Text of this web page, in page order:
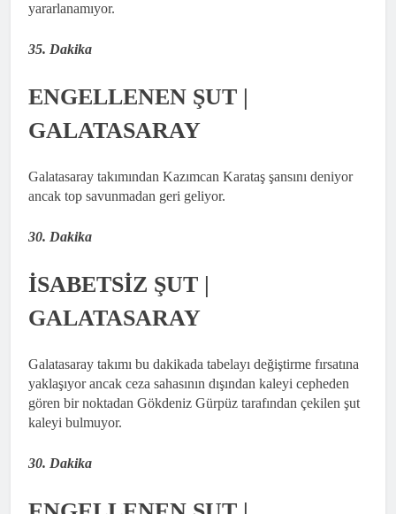
yararlanamıyor.
35. Dakika
ENGELLENEN ŞUT |
GALATASARAY
Galatasaray takımından Kazımcan Karataş şansını deniyor
ancak top savunmadan geri geliyor.
30. Dakika
İSABETSİZ ŞUT |
GALATASARAY
Galatasaray takımı bu dakikada tabelayı değiştirme fırsatına
yaklaşıyor ancak ceza sahasının dışından kaleyi cepheden
gören bir noktadan Gökdeniz Gürpüz tarafından çekilen şut
kaleyi bulmuyor.
30. Dakika